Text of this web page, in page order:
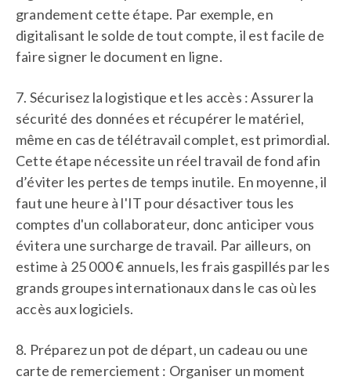
grandement cette étape. Par exemple, en
digitalisant le solde de tout compte, il est facile de
faire signer le document en ligne.
7. Sécurisez la logistique et les accès : Assurer la
sécurité des données et récupérer le matériel,
même en cas de télétravail complet, est primordial.
Cette étape nécessite un réel travail de fond afin
d’éviter les pertes de temps inutile. En moyenne, il
faut une heure à l'IT pour désactiver tous les
comptes d'un collaborateur, donc anticiper vous
évitera une surcharge de travail. Par ailleurs, on
estime à 25 000 € annuels, les frais gaspillés par les
grands groupes internationaux dans le cas où les
accès aux logiciels.
8. Préparez un pot de départ, un cadeau ou une
carte de remerciement : Organiser un moment